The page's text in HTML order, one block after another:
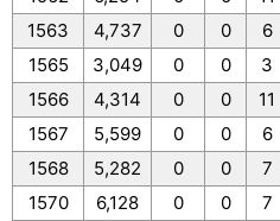
1563
4,737 0 0 6
1565
3,049 0 0 3
1566
4,314 0 0 11
1567
5,599 0 0 6
1568
5,282 0 0 7
1570
6,128 0 0 7